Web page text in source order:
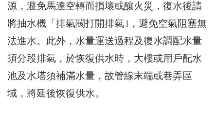
源，避免馬達空轉而損壞或釀火災，復水後請
將抽水機「排氣閥打開排氣｣，避免空氣阻塞無
法進水。此外，水量運送過程及復水調配水量
須分段排氣，於恢復供水時，大樓或用戶配水
池及水塔須補滿水量，故管線末端或巷弄區
域，將延後恢復供水。